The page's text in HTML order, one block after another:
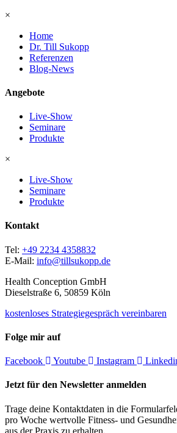
×
Home
Dr. Till Sukopp
Referenzen
Blog-News
Angebote
Live-Show
Seminare
Produkte
×
Live-Show
Seminare
Produkte
Kontakt
Tel: +49 2234 4358832
E-Mail: info@tillsukopp.de
Health Conception GmbH
Dieselstraße 6, 50859 Köln
kostenloses Strategiegespräch vereinbaren
Folge mir auf
Facebook Youtube Instagram
Jetzt für den Newsletter anmelden
Trage deine Kontaktdaten in die
pro Woche wertvolle Fitness- und
aus der Praxis zu erhalten.